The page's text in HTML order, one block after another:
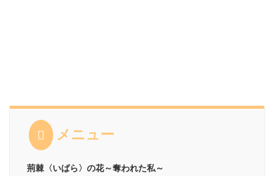
メニュー
荊棘〈いばら〉の花～奪われた私～